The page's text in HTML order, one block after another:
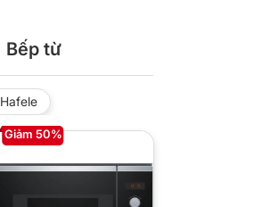
Bếp từ
Hafele
Giảm 50%